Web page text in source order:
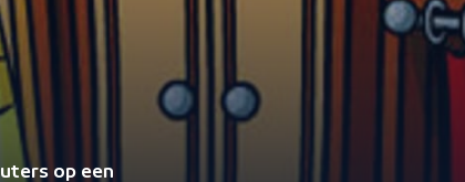
op een